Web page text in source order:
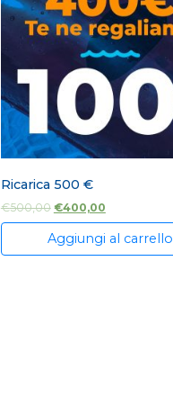
Ricarica 500 €
€500,00 €400,00
Aggiungi al carrello